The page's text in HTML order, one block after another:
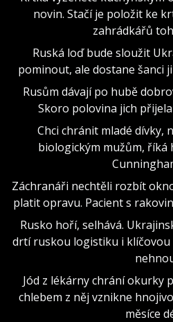
novin. Stačí je položit ke
zahrádkářů
Ruská loď bude sloužit
pominout, ale dostane šanci
Rusům dávají po hubě
Skoro polovina jich
Chci chránit mladé dívky,
biologickým mužům, říká
Záchranáři nechtěli rozbít
platit opravu. Pacient s
Rusko hoří, selhává.
drtí ruskou logistiku i
Jód z lékárny chrání okurky
chlebem z něj vznikne
měsíce